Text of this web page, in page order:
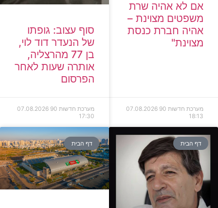
אם לא אהיה שרת
משפטים מצוינת –
אהיה חברת כנסת
מצוינת"
מערכת חדשות 90
07.08.2026
18:13
סוף עצוב: גופתו
של הנעדר דוד לוי,
בן 77 מהרצליה,
אותרה שעות לאחר
הפרסום
מערכת חדשות 90
07.08.2026
17:30
דף הבית דף הבית